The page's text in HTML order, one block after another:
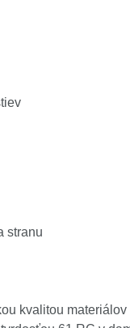
stranu
kvalitou